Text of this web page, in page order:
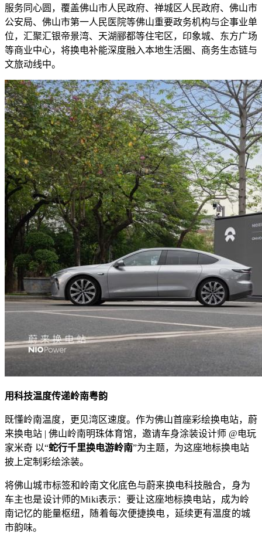
服务同心圆，覆盖佛山市人民政府、禅城区人民政府、佛山市
公安局、佛山市第一人民医院等佛山重要政务机构与企事业单
位，汇聚汇银帝景湾、天湖郦都等住宅区，印象城、东方广场
等商业中心，将换电补能深度融入本地生活圈、商务生态链与
文旅动线中。
用科技温度传递岭南粤韵
既懂岭南温度，更见湾区速度。作为佛山首座彩绘换电站，蔚
来换电站 | 佛山岭南明珠体育馆，邀请车身涂装设计师 @电玩
家米奇 以“蛇行千里换电游岭南”为主题，为这座地标换电站
披上定制彩绘涂装。
将佛山城市标签和岭南文化底色与蔚来换电科技融合，身为
车主也是设计师的Miki表示：要让这座地标换电站，成为岭
南记忆的能量枢纽，随着每次便捷换电，延续更有温度的城
市韵味。